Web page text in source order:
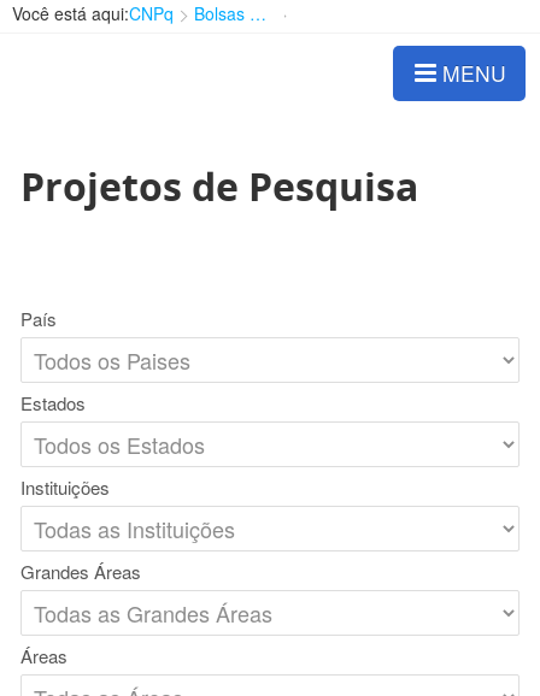
Você está aqui:CNPq Bolsas e Auxílios Vigentes
MENU
Projetos de Pesquisa
País
Estados
Instituições
Grandes Áreas
Áreas